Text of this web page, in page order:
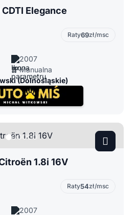
Elegance
Raty69zł/msc
2007
Manualna
(Dolnośląskie)
1.8i 16V
Raty54zł/msc
2007